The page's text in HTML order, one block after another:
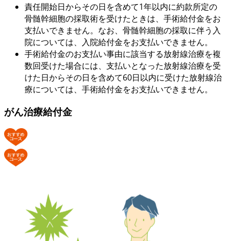
責任開始日からその日を含めて1年以内に約款所定の
骨髄幹細胞の採取術を受けたときは、手術給付金をお
支払いできません。なお、骨髄幹細胞の採取に伴う入
院については、入院給付金をお支払いできません。
手術給付金のお支払い事由に該当する放射線治療を複
数回受けた場合には、支払いとなった放射線治療を受
けた日からその日を含めて60日以内に受けた放射線治
療については、手術給付金をお支払いできません。
がん治療給付金